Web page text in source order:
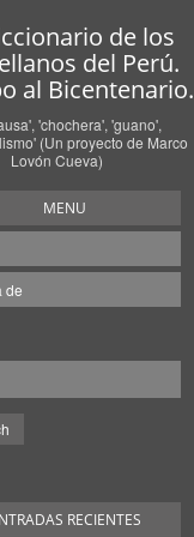
de los
del Perú.
al Bicentenario.
'chochera', 'guano',
(Un proyecto de Marco
Lovón Cueva)
MENU
de
RECIENTES